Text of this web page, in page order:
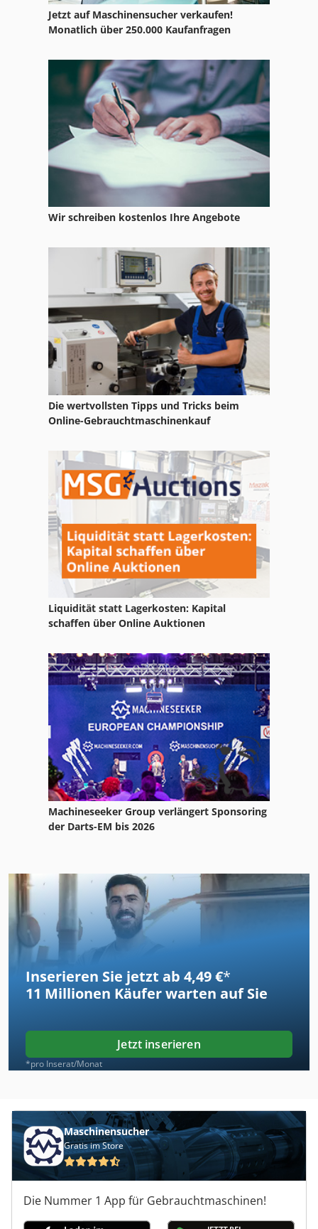
Schweisszange
Schweißtechnik
Schwenkbiegemaschine Schechtl
Tehag Schweißtisch
Jetzt auf Maschinensucher verkaufen!
Monatlich über 250.000 Kaufanfragen
Wir schreiben kostenlos Ihre Angebote
Die wertvollsten Tipps und Tricks beim
Online-Gebrauchtmaschinenkauf
Liquidität statt Lagerkosten: Kapital
schaffen über Online Auktionen
Machineseeker Group verlängert Sponsoring
der Darts-EM bis 2026
Inserieren Sie jetzt ab 4,49 €*
11 Millionen Käufer warten auf Sie
Jetzt inserieren
*pro Inserat/Monat
Maschinensucher
Gratis im Store
Die Nummer 1 App für Gebrauchtmaschinen!